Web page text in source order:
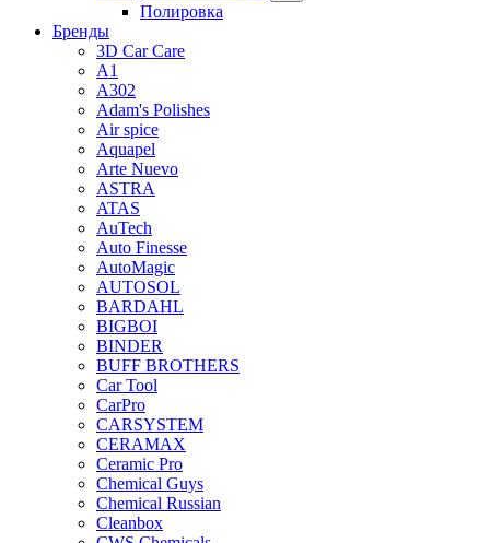
Полировка
Бренды
3D Car Care
A1
A302
Adam's Polishes
Air spice
Aquapel
Arte Nuevo
ASTRA
ATAS
AuTech
Auto Finesse
AutoMagic
AUTOSOL
BARDAHL
BIGBOI
BINDER
BUFF BROTHERS
Car Tool
CarPro
CARSYSTEM
CERAMAX
Ceramic Pro
Chemical Guys
Chemical Russian
Cleanbox